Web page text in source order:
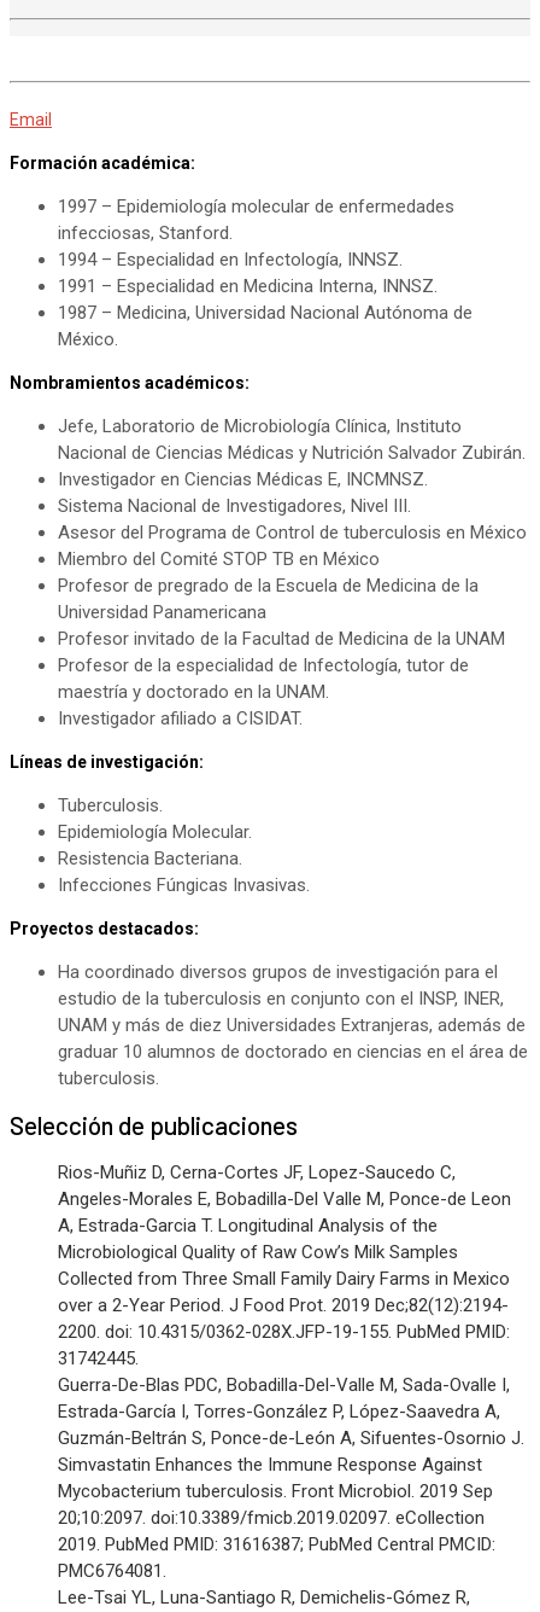
Email
Formación académica:
1997 – Epidemiología molecular de enfermedades
infecciosas, Stanford.
1994 – Especialidad en Infectología, INNSZ.
1991 – Especialidad en Medicina Interna, INNSZ.
1987 – Medicina, Universidad Nacional Autónoma de
México.
Nombramientos académicos:
Jefe, Laboratorio de Microbiología Clínica, Instituto
Nacional de Ciencias Médicas y Nutrición Salvador Zubirán.
Investigador en Ciencias Médicas E, INCMNSZ.
Sistema Nacional de Investigadores, Nivel III.
Asesor del Programa de Control de tuberculosis en México
Miembro del Comité STOP TB en México
Profesor de pregrado de la Escuela de Medicina de la
Universidad Panamericana
Profesor invitado de la Facultad de Medicina de la UNAM
Profesor de la especialidad de Infectología, tutor de
maestría y doctorado en la UNAM.
Investigador afiliado a CISIDAT.
Líneas de investigación:
Tuberculosis.
Epidemiología Molecular.
Resistencia Bacteriana.
Infecciones Fúngicas Invasivas.
Proyectos destacados:
Ha coordinado diversos grupos de investigación para el
estudio de la tuberculosis en conjunto con el INSP, INER,
UNAM y más de diez Universidades Extranjeras, además de
graduar 10 alumnos de doctorado en ciencias en el área de
tuberculosis.
Selección de publicaciones
Rios-Muñiz D, Cerna-Cortes JF, Lopez-Saucedo C,
Angeles-Morales E, Bobadilla-Del Valle M, Ponce-de Leon
A, Estrada-Garcia T. Longitudinal Analysis of the
Microbiological Quality of Raw Cow’s Milk Samples
Collected from Three Small Family Dairy Farms in Mexico
over a 2-Year Period. J Food Prot. 2019 Dec;82(12):2194-
2200. doi: 10.4315/0362-028X.JFP-19-155. PubMed PMID:
31742445.
Guerra-De-Blas PDC, Bobadilla-Del-Valle M, Sada-Ovalle I,
Estrada-García I, Torres-González P, López-Saavedra A,
Guzmán-Beltrán S, Ponce-de-León A, Sifuentes-Osornio J.
Simvastatin Enhances the Immune Response Against
Mycobacterium tuberculosis. Front Microbiol. 2019 Sep
20;10:2097. doi:10.3389/fmicb.2019.02097. eCollection
2019. PubMed PMID: 31616387; PubMed Central PMCID:
PMC6764081.
Lee-Tsai YL, Luna-Santiago R, Demichelis-Gómez R,